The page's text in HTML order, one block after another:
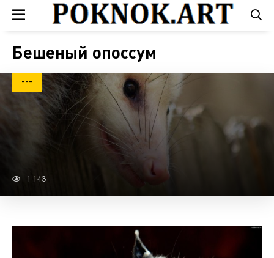
Бешеный опоссум
---
1 143